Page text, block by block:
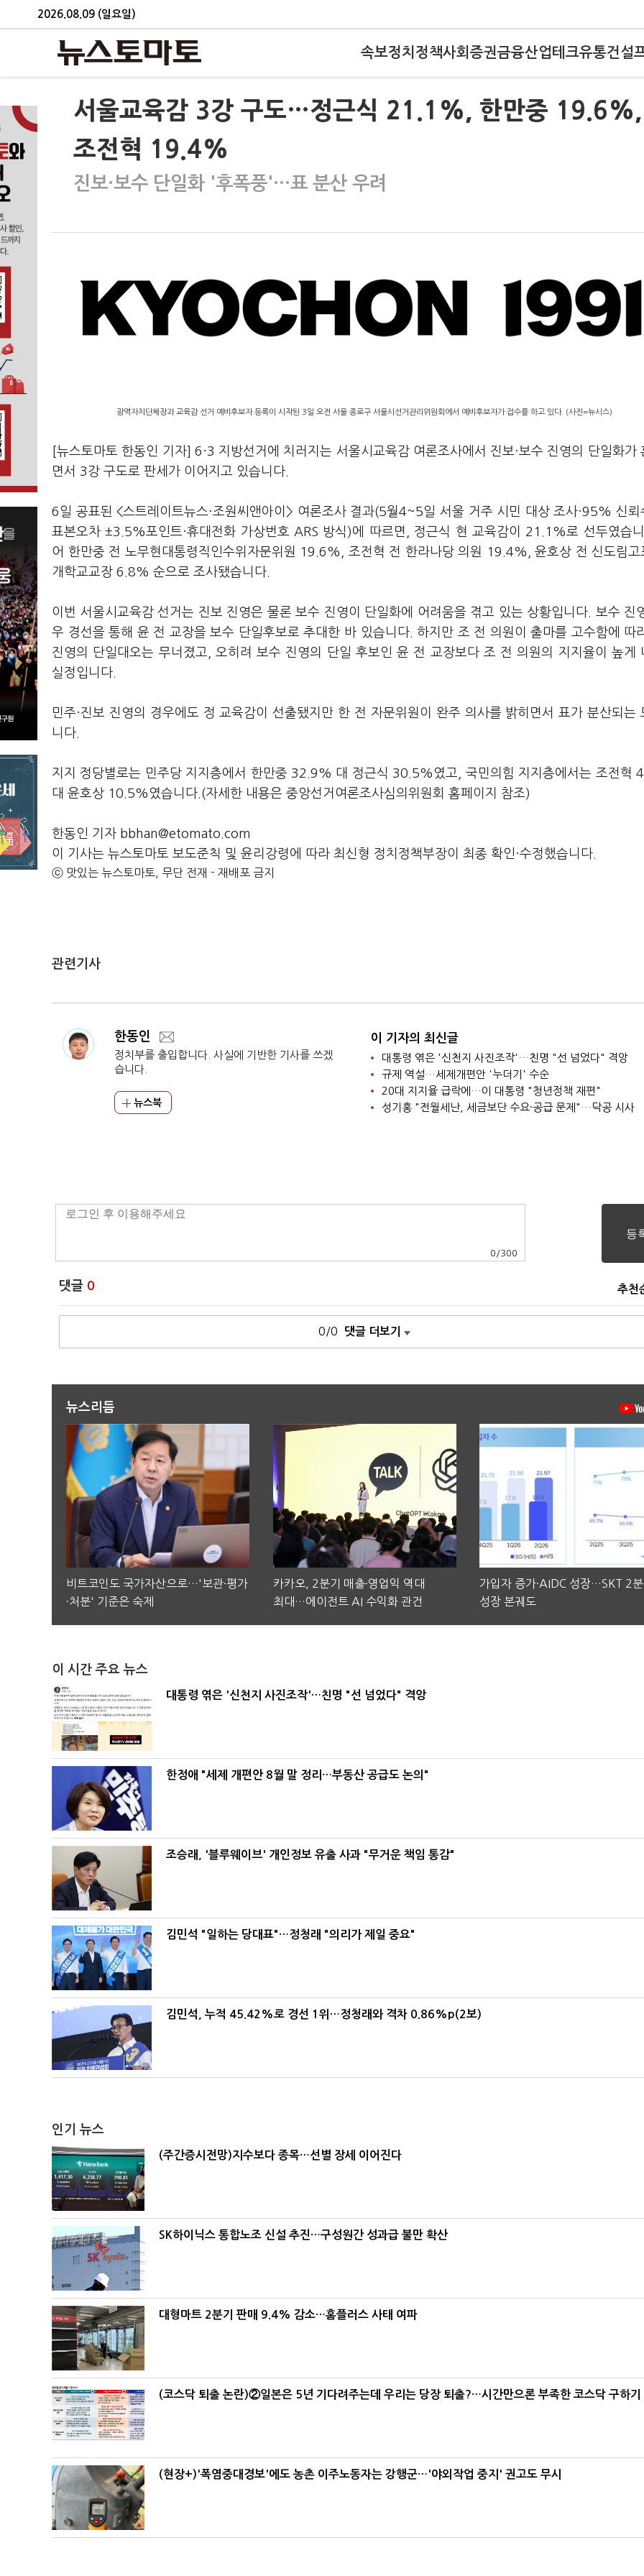
2026.08.09 (일요일)
속보정치 정책사회 증권금융산업테크유통건설
서울교육감 3강 구도…정근식 21.1%, 한만중 19.6%,
조전혁 19.4%
진보·보수 단일화 '후폭풍'…표 분산 우려
광역자치단체장과 교육감 선거 예비후보자 등록이 시작된 3일 오전 서울 종로구 서울시선거관리위원회에서 예비후보자가 접수를 하고 있다. (사진=뉴시스)
[뉴스토마토 한동인 기자] 6·3 지방선거에 치러지는 서울시교육감 여론조사에서 진보·보수 진영의 단일화가
면서 3강 구도로 판세가 이어지고 있습니다.
6일 공표된 <스트레이트뉴스·조원씨앤아이> 여론조사 결과(5월4~5일 서울 거주 시민 대상 조사·95% 신뢰
표본오차 ±3.5%포인트·휴대전화 가상번호 ARS 방식)에 따르면, 정근식 현 교육감이 21.1%로 선두였습
어 한만중 전 노무현대통령직인수위자문위원 19.6%, 조전혁 전 한라나당 의원 19.4%, 윤호상 전 신도림고
개학교교장 6.8% 순으로 조사됐습니다.
이번 서울시교육감 선거는 진보 진영은 물론 보수 진영이 단일화에 어려움을 겪고 있는 상황입니다. 보수 진
우 경선을 통해 윤 전 교장을 보수 단일후보로 추대한 바 있습니다. 하지만 조 전 의원이 출마를 고수함에 따
진영의 단일대오는 무너졌고, 오히려 보수 진영의 단일 후보인 윤 전 교장보다 조 전 의원의 지지율이 높게
실정입니다.
민주·진보 진영의 경우에도 정 교육감이 선출됐지만 한 전 자문위원이 완주 의사를 밝히면서 표가 분산되는
니다.
지지 정당별로는 민주당 지지층에서 한만중 32.9% 대 정근식 30.5%였고, 국민의힘 지지층에서는 조전혁
대 윤호상 10.5%였습니다.(자세한 내용은 중앙선거여론조사심의위원회 홈페이지 참조)
한동인 기자 bbhan@etomato.com
이 기사는 뉴스토마토 보도준칙 및 윤리강령에 따라 최신형 정치정책부장이 최종 확인·수정했습니다.
ⓒ 맛있는 뉴스토마토, 무단 전재 - 재배포 금지
관련기사
한동인
정치부를 출입합니다. 사실에 기반한 기사를 쓰겠
습니다.
뉴스북
이 기자의 최신글
대통령 엮은 '신천지 사진조작'…친명 "선 넘었다" 격앙
규제 역설…세제개편안 '누더기' 수순
20대 지지율 급락에…이 대통령 "청년정책 재편"
성기홍 "전월세난, 세금보단 수요·공급 문제"…닥공 시사
0 /300
댓글 0 추천
0/0 댓글 더보기
뉴스리듬
비트코인도 국가자산으로…'보관·평가
·처분' 기준은 숙제
카카오, 2분기 매출·영업익 역대
최대…에이전트 AI 수익화 관건
가입자 증가·AIDC 성장…SKT 2
성장 본궤도
이 시간 주요 뉴스
대통령 엮은 '신천지 사진조작'…친명 "선 넘었다" 격앙
한정애 "세제 개편안 8월 말 정리…부동산 공급도 논의"
조승래, '블루웨이브' 개인정보 유출 사과 "무거운 책임 통감"
김민석 "일하는 당대표"…정청래 "의리가 제일 중요"
김민석, 누적 45.42%로 경선 1위…정청래와 격차 0.86%p(2보)
인기 뉴스
(주간증시전망)지수보다 종목…선별 장세 이어진다
SK하이닉스 통합노조 신설 추진…구성원간 성과급 불만 확산
대형마트 2분기 판매 9.4% 감소…홈플러스 사태 여파
(코스닥 퇴출 논란)②일본은 5년 기다려주는데 우리는 당장 퇴출?…시간만으론 부족한 코스닥 구하기
(현장+)'폭염중대경보'에도 농촌 이주노동자는 강행군…'야외작업 중지' 권고도 무시